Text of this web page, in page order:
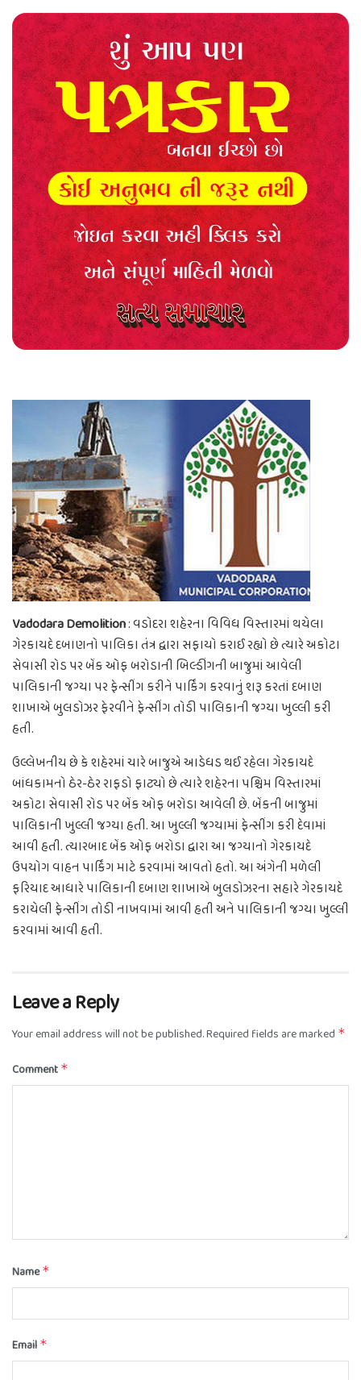
Vadodara Demolition: વડોદરા શહેરના વિવિધ વિસ્તારમાં થયેલા
ગેરકાયદે દબાણનો પાલિકા તંત્ર દ્વારા સફાયો કરાઈ રહ્યો છે ત્યારે અકોટા
સેવાસી રોડ પર બેંક ઓફ બરોડાની બિલ્ડીંગની બાજુમાં આવેલી
પાલિકાની જગ્યા પર ફેન્સીંગ કરીને પાર્કિંગ કરવાનું શરૂ કરતાં દબાણ
શાખાએ બુલડોઝર ફેરવીને ફેન્સીંગ તોડી પાલિકાની જગ્યા ખુલ્લી કરી
હતી.
ઉલ્લેખનીય છે કે શહેરમાં ચારે બાજુએ આડેધડ થઈ રહેલા ગેરકાયદે
બાંધકામનો ઠેર-ઠેર રાફડો ફાટ્યો છે ત્યારે શહેરના પશ્ચિમ વિસ્તારમાં
અકોટા સેવાસી રોડ પર બેંક ઓફ બરોડા આવેલી છે. બેંકની બાજુમાં
પાલિકાની ખુલ્લી જગ્યા હતી. આ ખુલ્લી જગ્યામાં ફેન્સીંગ કરી દેવામાં
આવી હતી. ત્યારબાદ બેંક ઓફ બરોડા દ્વારા આ જગ્યાનો ગેરકાયદે
ઉપયોગ વાહન પાર્કિંગ માટે કરવામાં આવતો હતો. આ અંગેની મળેલી
ફરિયાદ આધારે પાલિકાની દબાણ શાખાએ બુલડોઝરના સહારે ગેરકાયદે
કરાયેલી ફેન્સીંગ તોડી નાખવામાં આવી હતી અને પાલિકાની જગ્યા ખુલ્લી
કરવામાં આવી હતી.
Leave a Reply
Your email address will not be published.Required fields are marked *
Comment *
Name*
Email *